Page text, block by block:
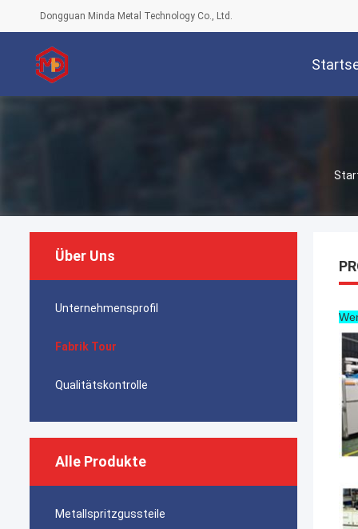
Dongguan Minda Metal Technology Co., Ltd.
Über Uns
Unternehmensprofil
Fabrik Tour
Qualitätskontrolle
Alle Produkte
Metallspritzgussteile